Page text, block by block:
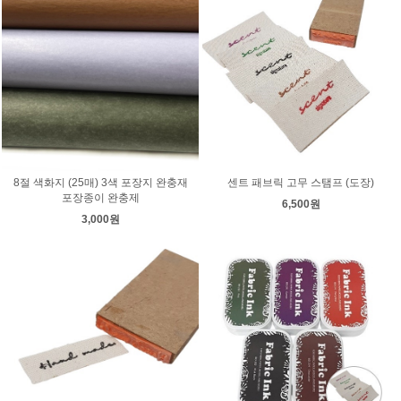
8절 색화지 (25매) 3색 포장지 완충재
포장종이 완충제
3,000원
센트 패브릭 고무 스탬프 (도장)
6,500원